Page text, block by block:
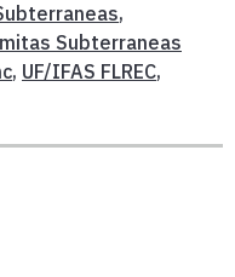
,
Subterraneas
, UF/IFAS FLREC,